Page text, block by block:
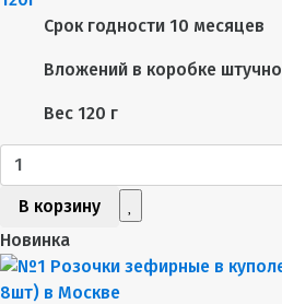
Срок годности 10 месяцев
Вложений в коробке штучно
Вес 120 г
В корзину
Новинка